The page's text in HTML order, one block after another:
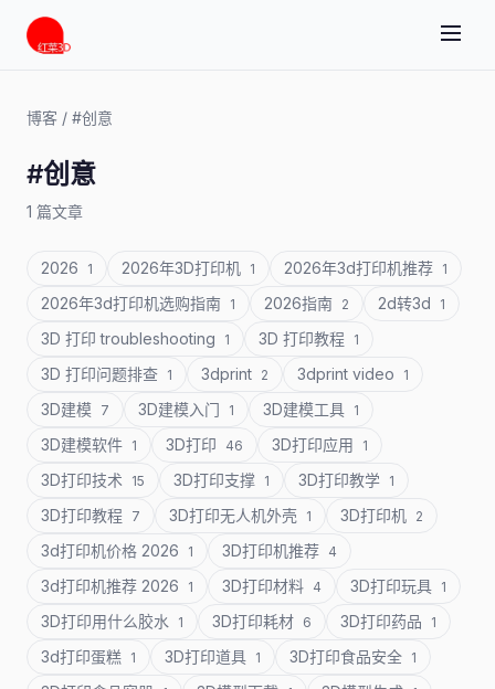
博客 / #创意
#创意
1 篇文章
2026 1 2026年3D打印机 1 2026年3d打印机推荐 1
2026年3d打印机选购指南 1 2026指南 2 2d转3d 1
3D 打印 troubleshooting 1 3D 打印教程 1
3D 打印问题排查 1 3dprint 2 3dprint video 1
3D建模 7 3D建模入门 1 3D建模工具 1
3D建模软件 1 3D打印 46 3D打印应用 1
3D打印技术 15 3D打印支撑 1 3D打印教学 1
3D打印教程 7 3D打印无人机外壳 1 3D打印机 2
3d打印机价格 2026 1 3D打印机推荐 4
3d打印机推荐 2026 1 3D打印材料 4 3D打印玩具 1
3D打印用什么胶水 1 3D打印耗材 6 3D打印药品 1
3d打印蛋糕 1 3D打印道具 1 3D打印食品安全 1